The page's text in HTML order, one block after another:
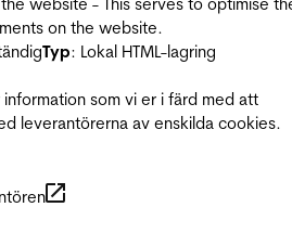
on the website.
Typ: Lokal HTML-lagring
som vi er i färd med att
leverantörerna av enskilda cookies.